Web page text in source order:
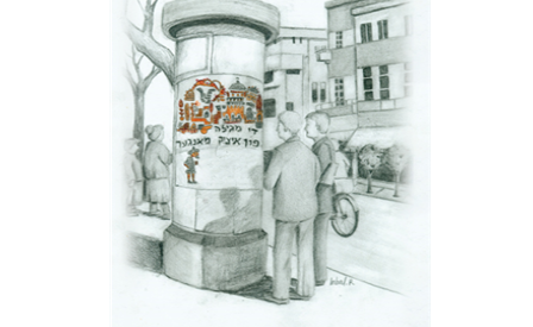
רחל רוז'נסקי
דוד בן-נחום